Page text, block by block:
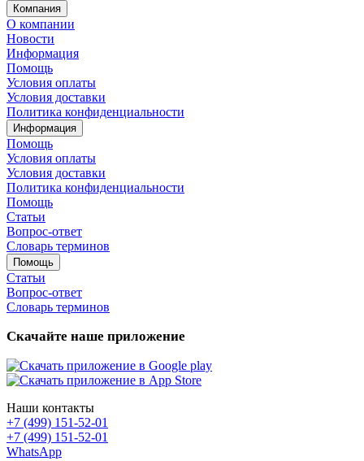
Компания
О компании
Новости
Информация
Помощь
Условия оплаты
Условия доставки
Политика конфиденциальности
Информация
Помощь
Условия оплаты
Условия доставки
Политика конфиденциальности
Помощь
Статьи
Вопрос-ответ
Словарь терминов
Помощь
Статьи
Вопрос-ответ
Словарь терминов
Скачайте наше приложение
Наши контакты
+7 (499) 151-52-01
+7 (499) 151-52-01
WhatsApp